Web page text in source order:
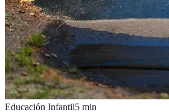
Educación Infantil5 min